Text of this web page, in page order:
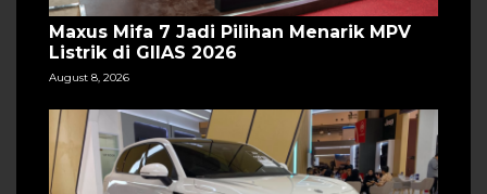
Maxus Mifa 7 Jadi Pilihan Menarik MPV
Listrik di GIIAS 2026
August 8, 2026